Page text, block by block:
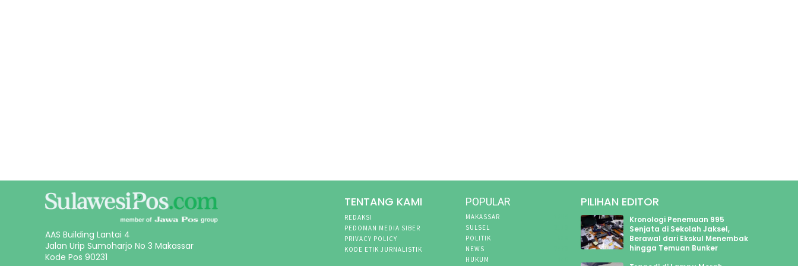
AAS Building Lantai 4
Jalan Urip Sumoharjo No 3 Makassar
Kode Pos 90231
TENTANG KAMI
REDAKSI
PEDOMAN MEDIA SIBER
PRIVACY POLICY
KODE ETIK JURNALISTIK
POPULAR
MAKASSAR
SULSEL
POLITIK
NEWS
HUKUM
PILIHAN EDITOR
Kronologi Penemuan 995
Senjata di Sekolah Jaksel,
Berawal dari Ekskul Menembak
hingga Temuan Bunker